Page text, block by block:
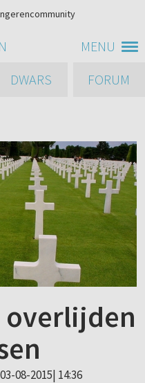
MENU
DWARS FORUM
08-2015| 14:36